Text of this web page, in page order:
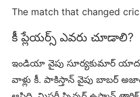
The match that changed
కీ ప్లేయర్స్ ఎవరు చూడాలి?
ఇండియా వైపు సూర్యకుమార్
వాళ్లు కీ. పాకిస్తాన్ వైపు బాబర్